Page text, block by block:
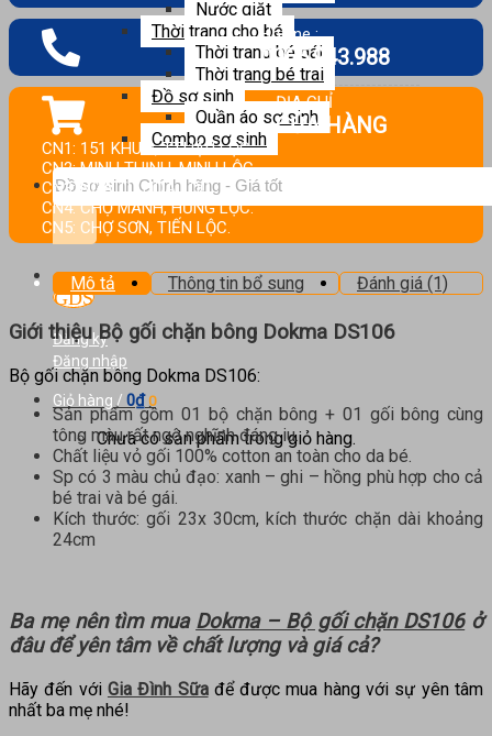
Nước giặt
Thời trang cho bé
Thời trang bé gái
Thời trang bé trai
Đồ sơ sinh
Quần áo sơ sinh
Combo sơ sinh
Tìm
kiếm:
Đăng ký
Đăng nhập
Giỏ hàng / 0₫ 0
Chưa có sản phẩm trong giỏ hàng.
Hotline :
0965.943.988
ĐỊA CHỈ
CỬA HÀNG
CN1: 151 KHU 2, TT.HẬU LỘC.
CN2: MINH THỊNH, MINH LỘC.
CN3: NGÃ TƯ HOA LỘC.
CN4: CHỢ MÀNH, HƯNG LỘC.
CN5: CHỢ SƠN, TIẾN LỘC.
Mô tả Thông tin bổ sung Đánh giá (1)
Giới thiệu Bộ gối chặn bông Dokma DS106
Bộ gối chặn bông Dokma DS106:
Sản phẩm gồm 01 bộ chặn bông + 01 gối bông cùng
tông màu rất ngộ nghĩnh đáng iu.
Chất liệu vỏ gối 100% cotton an toàn cho da bé.
Sp có 3 màu chủ đạo: xanh – ghi – hồng phù hợp cho cả
bé trai và bé gái.
Kích thước: gối 23x 30cm, kích thước chặn dài khoảng
24cm
Ba mẹ nên tìm mua Dokma – Bộ gối chặn DS106ở
đâu để yên tâm về chất lượng và giá cả?
Hãy đến với Gia Đình Sữađể được mua hàng với sự yên tâm
nhất ba mẹ nhé!